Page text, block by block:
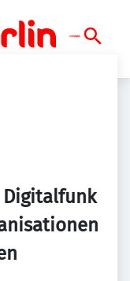
Digitalfunk